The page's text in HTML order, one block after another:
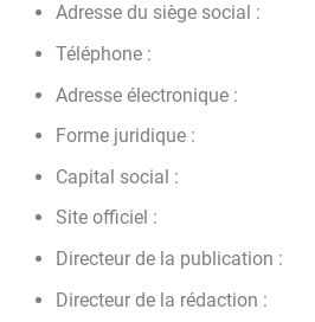
Adresse du siège social :
Téléphone :
Adresse électronique :
Forme juridique :
Capital social :
Site officiel :
Directeur de la publication :
Directeur de la rédaction :